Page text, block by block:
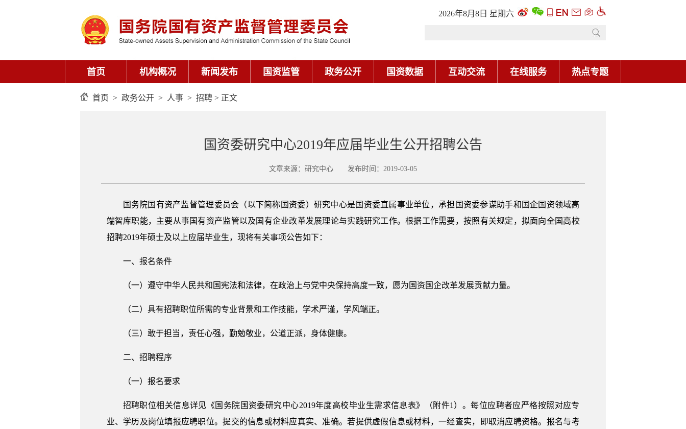
2026年8月8日 星期六
首页 机构概况 新闻发布 国资监管 政务公开 国资数据 互动交流 在线服务 热点专题
首页 > 政务公开 > 人事 > 招聘 > 正文
国资委研究中心2019年应届毕业生公开招聘公告
文章来源：研究中心 发布时间：2019-03-05
国务院国有资产监督管理委员会（以下简称国资委）研究中心是国资委直属事业单位，承担国资委参谋助手和国企国资领域高
端智库职能，主要从事国有资产监管以及国有企业改革发展理论与实践研究工作。根据工作需要，按照有关规定，拟面向全国高校
招聘2019年硕士及以上应届毕业生，现将有关事项公告如下：
一、报名条件
（一）遵守中华人民共和国宪法和法律，在政治上与党中央保持高度一致，愿为国资国企改革发展贡献力量。
（二）具有招聘职位所需的专业背景和工作技能，学术严谨，学风端正。
（三）敢于担当，责任心强，勤勉敬业，公道正派，身体健康。
二、招聘程序
（一）报名要求
招聘职位相关信息详见《国务院国资委研究中心2019年度高校毕业生需求信息表》（附件1）。每位应聘者应严格按照对应专
业、学历及岗位填报应聘职位。提交的信息或材料应真实、准确。若提供虚假信息或材料，一经查实，即取消应聘资格。报名与考